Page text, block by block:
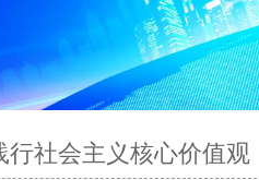
行社会主义核心价值观